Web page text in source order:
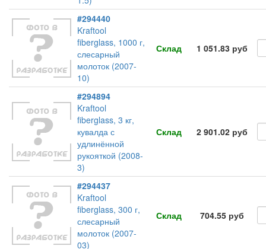
#294440
Kraftool
fiberglass, 1000 г,
слесарный
молоток (2007-
10)
Склад 1 051.83 руб
#294894
Kraftool
fiberglass, 3 кг,
кувалда с
удлинённой
рукояткой (2008-
3)
Склад 2 901.02 руб
#294437
Kraftool
fiberglass, 300 г,
слесарный
молоток (2007-
03)
Склад 704.55 руб